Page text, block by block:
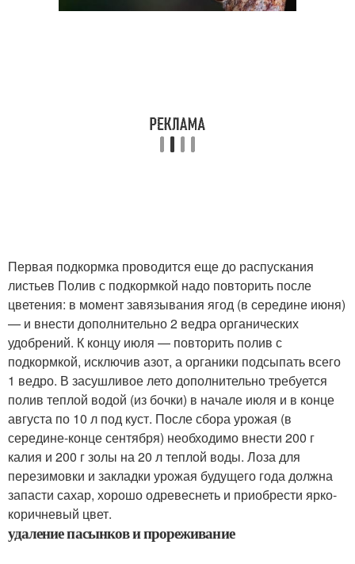
Первая подкормка проводится еще до распускания
листьев Полив с подкормкой надо повторить после
цветения: в момент завязывания ягод (в середине июня)
— и внести дополнительно 2 ведра органических
удобрений. К концу июля — повторить полив с
подкормкой, исключив азот, а органики подсыпать всего
1 ведро. В засушливое лето дополнительно требуется
полив теплой водой (из бочки) в начале июля и в конце
августа по 10 л под куст. После сбора урожая (в
середине-конце сентября) необходимо внести 200 г
калия и 200 г золы на 20 л теплой воды. Лоза для
перезимовки и закладки урожая будущего года должна
запасти сахар, хорошо одревеснеть и приобрести ярко-
коричневый цвет.
удаление пасынков и прореживание